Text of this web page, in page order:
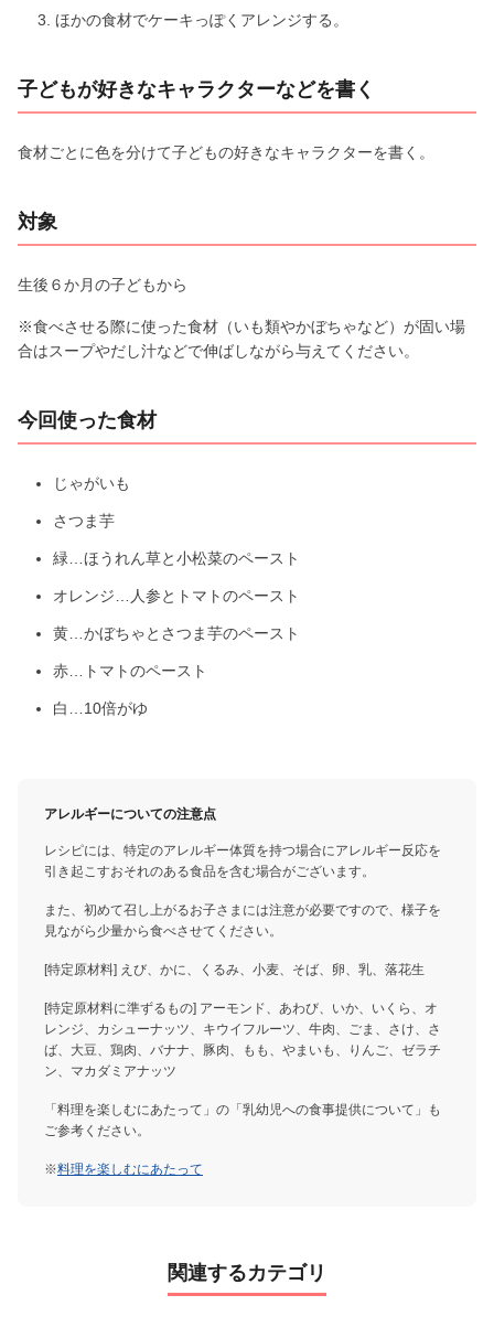
ほかの食材でケーキっぽくアレンジする。
子どもが好きなキャラクターなどを書く
食材ごとに色を分けて子どもの好きなキャラクターを書く。
対象
生後６か月の子どもから
※食べさせる際に使った食材（いも類やかぼちゃなど）が固い場
合はスープやだし汁などで伸ばしながら与えてください。
今回使った食材
じゃがいも
さつま芋
緑…ほうれん草と小松菜のペースト
オレンジ…人参とトマトのペースト
黄…かぼちゃとさつま芋のペースト
赤…トマトのペースト
白…10倍がゆ
アレルギーについての注意点
レシピには、特定のアレルギー体質を持つ場合にアレルギー反応を
引き起こすおそれのある食品を含む場合がございます。
また、初めて召し上がるお子さまには注意が必要ですので、様子を
見ながら少量から食べさせてください。
[特定原材料] えび、かに、くるみ、小麦、そば、卵、乳、落花生
[特定原材料に準ずるもの] アーモンド、あわび、いか、いくら、オ
レンジ、カシューナッツ、キウイフルーツ、牛肉、ごま、さけ、さ
ば、大豆、鶏肉、バナナ、豚肉、もも、やまいも、りんご、ゼラチ
ン、マカダミアナッツ
「料理を楽しむにあたって」の「乳幼児への食事提供について」も
ご参考ください。
※料理を楽しむにあたって
関連するカテゴリ